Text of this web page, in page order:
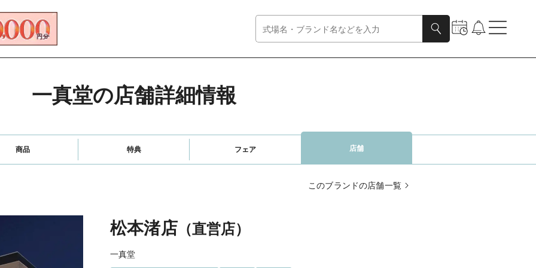
一真堂の店舗詳細情報
商品 特典 フェア 店舗
このブランドの店舗一覧
松本渚店（直営店）
一真堂